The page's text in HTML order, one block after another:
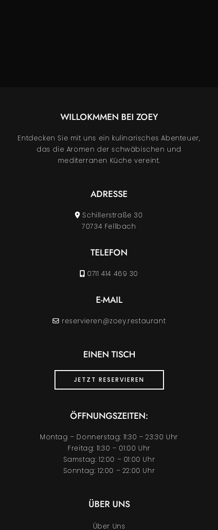
WILLOKMMEN BEI ZOEY
Entdecken Sie mit uns ein kulinarisches Abenteuer,
das die Aromen der schwäbischen und
mediterranen Küche vereint.
ADRESSE
Schillerstraße 30
70734 Fellbach
TELEFON
0711 414 469 30
E-MAIL
reservieren@zoey.restaurant
EINEN TISCH
JETZT RESERVIEREN
ÖFFNUNGSZEITEN:
Montag – Donnerstag: 11:30 – 23:30 Uhr
Freitag: 11:30 – 01:00 Uhr
Samstag: 12:00 – 01:00 Uhr
Sonntag: 12:00 – 22:00 Uhr
ÜBER UNS
Über Uns